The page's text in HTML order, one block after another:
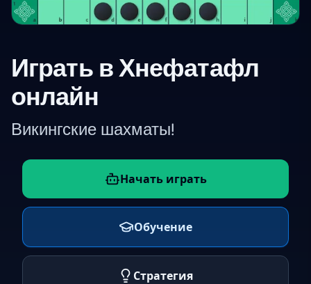
Играть в Хнефатафл
онлайн
Викингские шахматы!
Начать играть
Обучение
Стратегия